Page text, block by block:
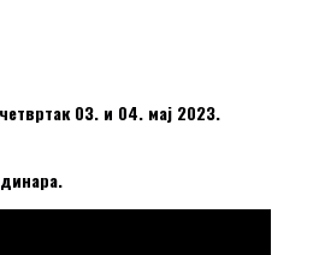
03. и 04. мај 2023.